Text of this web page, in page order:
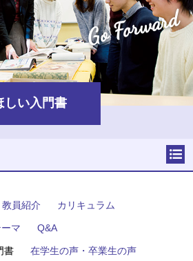
Go Forward
しい入門書
教員紹介 カリキュラム
マ Q&A
書 在学生の声・卒業生の声